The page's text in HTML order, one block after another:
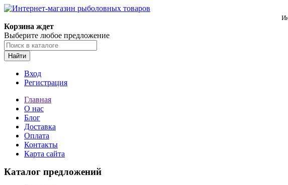
Корзина ждет
Выберите любое предложение
Найти
Вход
Регистрация
Главная
О нас
Блог
Доставка
Оплата
Контакты
Карта сайта
Каталог предложений